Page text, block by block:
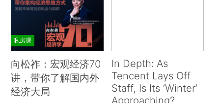
私房课
向松祚：宏观经济70
讲，带你了解国内外
经济大局
In Depth: As
Tencent Lays Off
Staff, Is Its ‘Winter’
Approaching?